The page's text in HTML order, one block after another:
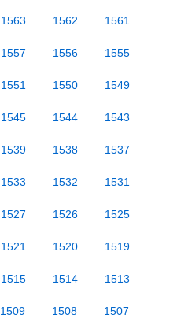
1563 1562 1561
1557 1556 1555
1551 1550 1549
1545 1544 1543
1539 1538 1537
1533 1532 1531
1527 1526 1525
1521 1520 1519
1515 1514 1513
1509 1508 1507